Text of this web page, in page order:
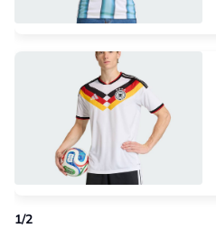
1/2